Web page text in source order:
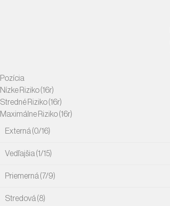
Pozícia
Nízke Riziko (16r)
Stredné Riziko (16r)
Maximálne Riziko (16r)
Externá (0/16)
Vedľajšia (1/15)
Priemerná (7/9)
Stredová (8)